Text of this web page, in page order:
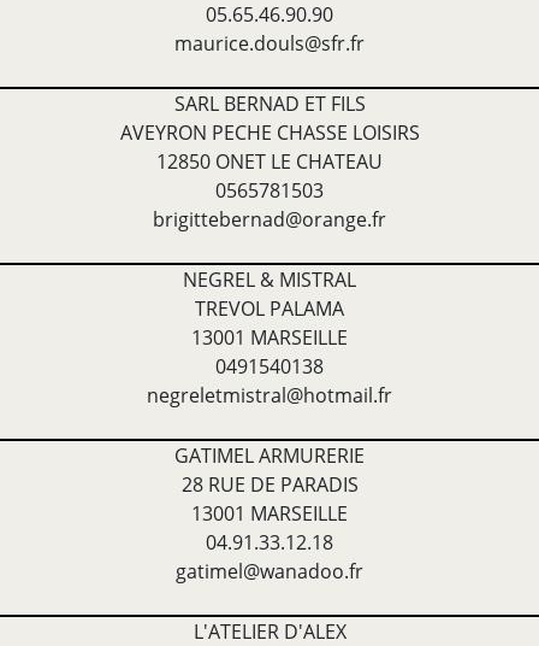
05.65.46.90.90
maurice.douls@sfr.fr
SARL BERNAD ET FILS
AVEYRON PECHE CHASSE LOISIRS
12850 ONET LE CHATEAU
0565781503
brigittebernad@orange.fr
NEGREL & MISTRAL
TREVOL PALAMA
13001 MARSEILLE
0491540138
negreletmistral@hotmail.fr
GATIMEL ARMURERIE
28 RUE DE PARADIS
13001 MARSEILLE
04.91.33.12.18
gatimel@wanadoo.fr
L'ATELIER D'ALEX